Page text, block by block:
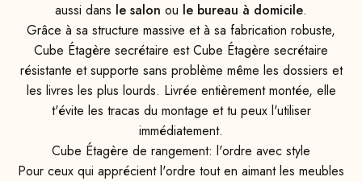
aussi dans le salon ou le bureau à domicile.
Grâce à sa structure massive et à sa fabrication robuste,
Cube Étagère secrétaire est Cube Étagère secrétaire
résistante et supporte sans problème même les dossiers et
les livres les plus lourds. Livrée entièrement montée, elle
t'évite les tracas du montage et tu peux l'utiliser
immédiatement.
Cube Étagère de rangement: l'ordre avec style
Pour ceux qui apprécient l'ordre tout en aimant les meubles